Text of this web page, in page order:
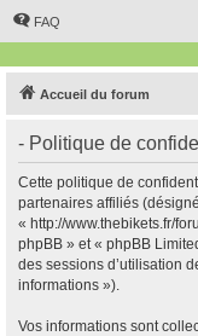
FAQ
Accueil du forum
- Politique de
Cette politique de
partenaires affiliés
« http://www.thebikets.fr/
phpBB » et « phpBB
des sessions d’utilisation
informations »).
Vos informations sont